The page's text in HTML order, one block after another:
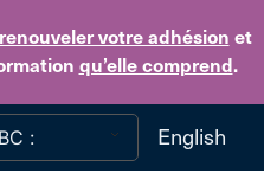
renouveler votre adhésion et
qu’elle comprend.
Skip to main content
English